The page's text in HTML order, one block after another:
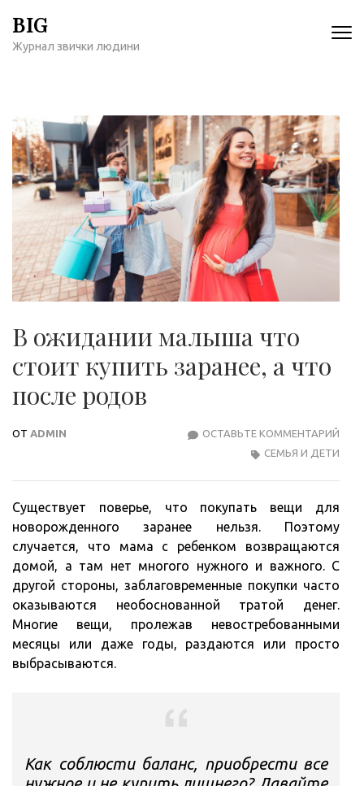
содержимому
BIG
Журнал звички людини
В ожидании малыша что
стоит купить заранее, а что
после родов
ОТ ADMIN ОСТАВЬТЕ КОММЕНТАРИЙ
СЕМЬЯ И ДЕТИ
Существует поверье, что покупать вещи для
новорожденного заранее нельзя. Поэтому
случается, что мама с ребенком возвращаются
домой, а там нет многого нужного и важного. С
другой стороны, заблаговременные покупки часто
оказываются необоснованной тратой денег.
Многие вещи, пролежав невостребованными
месяцы или даже годы, раздаются или просто
выбрасываются.
Как соблюсти баланс, приобрести все